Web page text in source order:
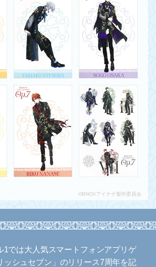
©BNOI/アイナナ製作委員会
1では大人気スマートフォンアプリゲ
ッシュセブン」のリリース7周年を記